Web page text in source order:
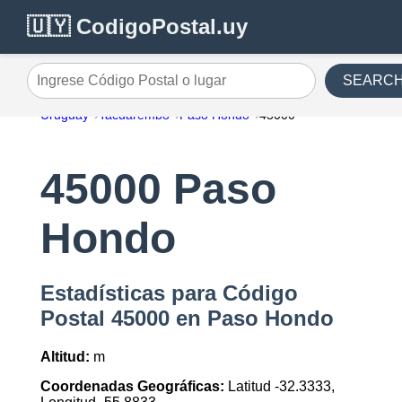
🇺🇾 CodigoPostal.uy
Ingrese Código Postal o lugar
Uruguay Tacuarembo Paso Hondo 45000
45000 Paso
Hondo
Estadísticas para Código
Postal 45000 en Paso Hondo
Altitud: m
Coordenadas Geográficas: Latitud -32.3333,